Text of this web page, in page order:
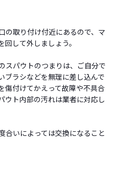
の取り付け付近にあるので、マ
して外しましょう。
スパウトのつまりは、ご自分で
ブラシなどを無理に差し込んで
傷付けてかえって故障や不具合
ウト内部の汚れは業者に対応し
合いによっては交換になること